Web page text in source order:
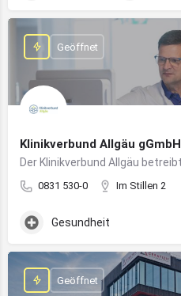
Klinikverbund Allgäu gGmbH
0831 530-0 Im Stillen 2
Geöffnet
Gesundheit
Geöffnet